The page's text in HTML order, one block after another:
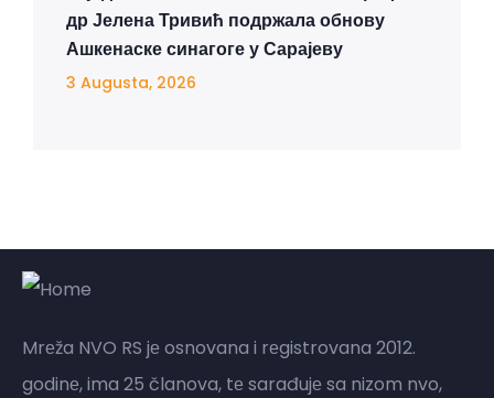
др Јелена Тривић подржала обнову
Ашкенаске синагоге у Сарајеву
3 Augusta, 2026
Mrеža NVO RS jе osnovana i rеgistrovana 2012.
godinе, ima 25 članova, tе sarađujе sa nizom nvo,